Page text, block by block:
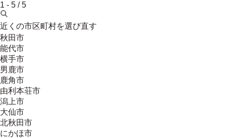
1 - 5 /5
近くの市区町村を選び直す
秋田市
能代市
横手市
男鹿市
鹿角市
由利本荘市
潟上市
大仙市
北秋田市
にかほ市